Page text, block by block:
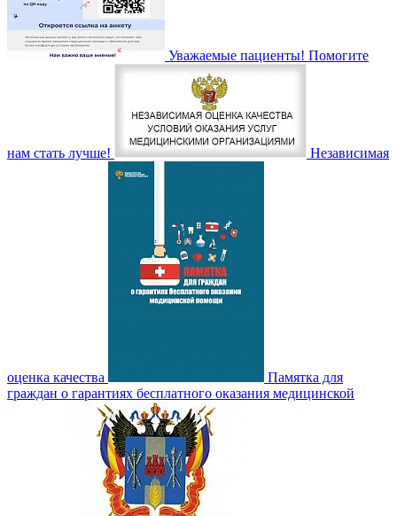
Уважаемые пациенты! Помогите
нам стать лучше! Независимая
оценка качества
Памятка для
граждан о гарантиях бесплатного оказания медицинской